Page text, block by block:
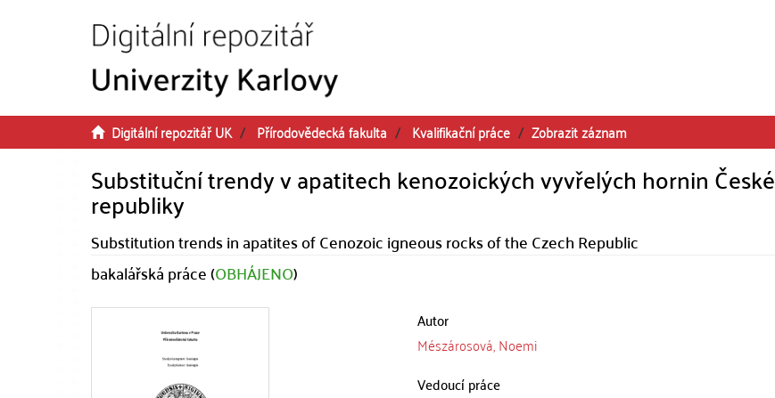
Digitální repozitář UK Přírodovědecká fakulta Kvalifikační práce Zobrazit záznam
Substituční trendy v apatitech kenozoických vyvřelých hornin České
republiky
Substitution trends in apatites of Cenozoic igneous rocks of the Czech Republic
bakalářská práce (OBHÁJENO)
Autor
Mészárosová, Noemi
Vedoucí práce